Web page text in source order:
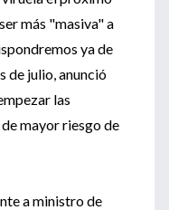
más "masiva" a
ya de
de julio, anunció
las
mayor riesgo de
a ministro de